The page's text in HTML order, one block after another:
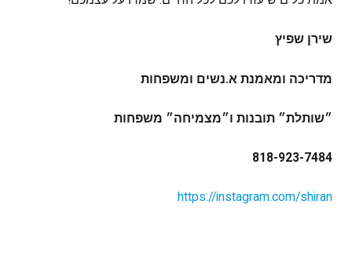
שירן שפיץ
מדריכה ומאמנת א.נשים ומשפחות
״שותלת״ תובנות ו״מצמיחה״ משפחות
818-923-7484
https://instagram.com/shiran